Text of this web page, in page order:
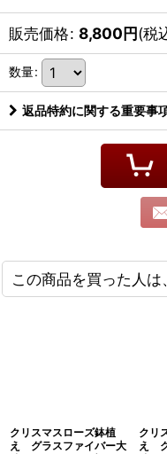
販売価格: 8,800円(税
数量:
返品特約に関する重要事
この商品を買った人
クリスマスローズ鉢植
え グラスファイバー大
クリ
え